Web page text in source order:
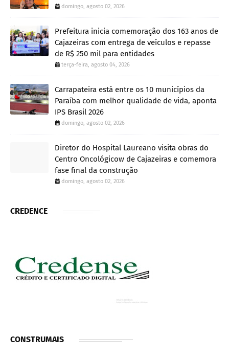
domingo, agosto 02, 2026
Prefeitura inicia comemoração dos 163 anos de
Cajazeiras com entrega de veículos e repasse
de R$ 250 mil para entidades
terça-feira, agosto 04, 2026
Carrapateira está entre os 10 municípios da
Paraíba com melhor qualidade de vida, aponta
IPS Brasil 2026
domingo, agosto 02, 2026
Diretor do Hospital Laureano visita obras do
Centro Oncológicow de Cajazeiras e comemora
fase final da construção
domingo, agosto 02, 2026
CREDENCE
CONSTRUMAIS